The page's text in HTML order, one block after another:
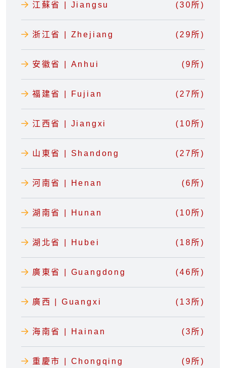
江蘇省 | Jiangsu (30所)
浙江省 | Zhejiang (29所)
安徽省 | Anhui (9所)
福建省 | Fujian (27所)
江西省 | Jiangxi (10所)
山東省 | Shandong (27所)
河南省 | Henan (6所)
湖南省 | Hunan (10所)
湖北省 | Hubei (18所)
廣東省 | Guangdong (46所)
廣西 | Guangxi (13所)
海南省 | Hainan (3所)
重慶市 | Chongqing (9所)